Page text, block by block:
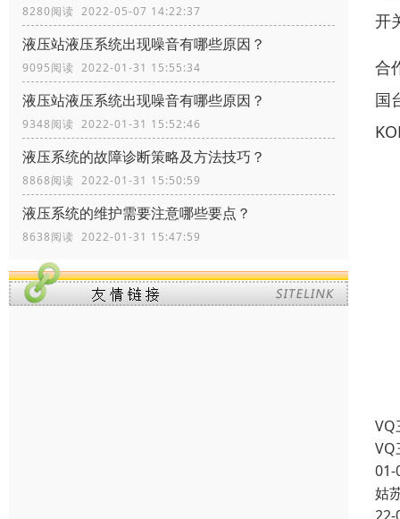
8280阅读 2022-05-07 14:22:37
液压站液压系统出现噪音有哪些原因？
9095阅读 2022-01-31 15:55:34
液压站液压系统出现噪音有哪些原因？
9348阅读 2022-01-31 15:52:46
液压系统的故障诊断策略及方法技巧？
8868阅读 2022-01-31 15:50:59
液压系统的维护需要注意哪些要点？
8638阅读 2022-01-31 15:47:59
开
合
国
VQ
VQ
01-
姑